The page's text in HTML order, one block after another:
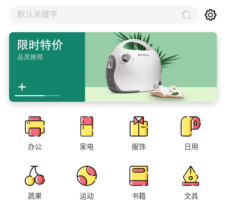
默认关键字
办公 家电 服饰 日用
蔬果 运动 书籍 文具